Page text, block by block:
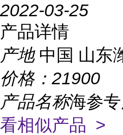
2022-03-25
产品详情
产地 中国 山东
价格： 21900
产品名称海参
看相似产品 >